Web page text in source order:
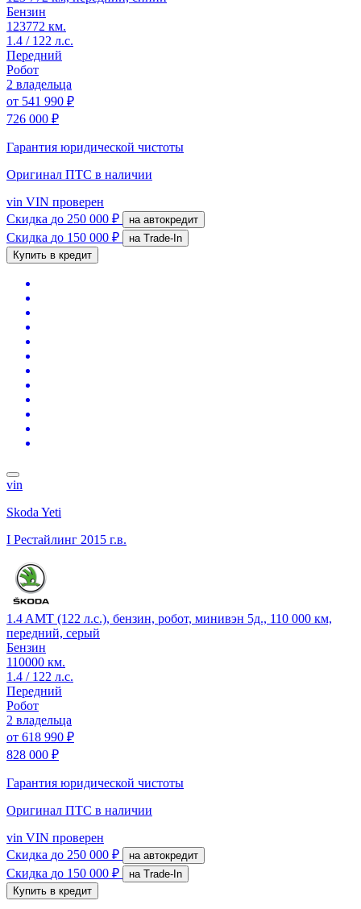
Бензин
123772 км.
1.4 / 122 л.с.
Передний
Робот
2 владельца
от 541 990 ₽
726 000 ₽
Гарантия юридической чистоты
Оригинал ПТС в наличии
vin VIN проверен
Скидка до 250 000 ₽ на автокредит
Скидка до 150 000 ₽
на Trade-In
Купить в кредит
vin
Skoda Yeti
I Рестайлинг 2015 г.в.
1.4 AMT (122 л.с.), бензин, робот, минивэн 5д., 110 000 км,
передний, серый
Бензин
110000 км.
1.4 / 122 л.с.
Передний
Робот
2 владельца
от 618 990 ₽
828 000 ₽
Гарантия юридической чистоты
Оригинал ПТС в наличии
vin VIN проверен
Скидка до 250 000 ₽ на автокредит
Скидка до 150 000 ₽
на Trade-In
Купить в кредит